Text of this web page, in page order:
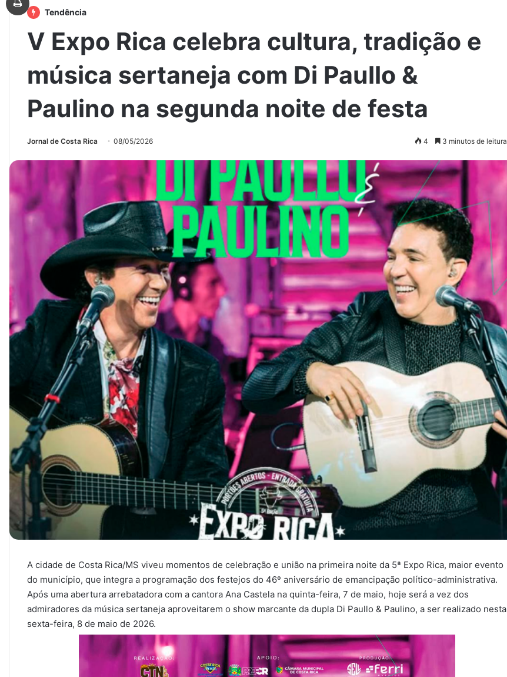
Tendência
V Expo Rica celebra cultura, tradição e
música sertaneja com Di Paullo &
Paulino na segunda noite de festa
Jornal de Costa Rica 08/05/2026 4 3 minutos de leitura
A cidade de Costa Rica/MS viveu momentos de celebração e união na primeira noite da 5ª Expo Rica, maior evento
do município, que integra a programação dos festejos do 46º aniversário de emancipação político-administrativa.
Após uma abertura arrebatadora com a cantora Ana Castela na quinta-feira, 7 de maio, hoje será a vez dos
admiradores da música sertaneja aproveitarem o show marcante da dupla Di Paullo & Paulino, a ser realizado nesta
sexta-feira, 8 de maio de 2026.